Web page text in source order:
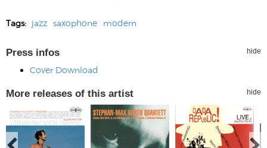
Tags: jazz saxophone modern
Press infos hide
Cover Download
More releases of this artist hide